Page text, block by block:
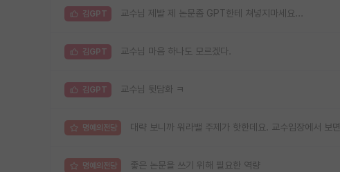
김GPT 교수님 제발 제 논문좀 GPT한테 쳐넣지마세요...
김GPT 교수님 마음 하나도 모르겠다.
김GPT 교수님 뒷담화 ㅋ
명예의전당 대략 보니까 워라밸 주제가 핫한데요. 교수입장에서 보면,
명예의전당 좋은 논문을 쓰기 위해 필요한 역량